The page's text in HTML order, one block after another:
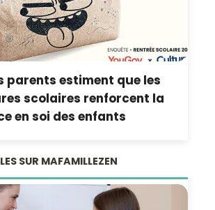
parents estiment que les
scolaires renforcent la
en soi des enfants
SUR MAFAMILLEZEN